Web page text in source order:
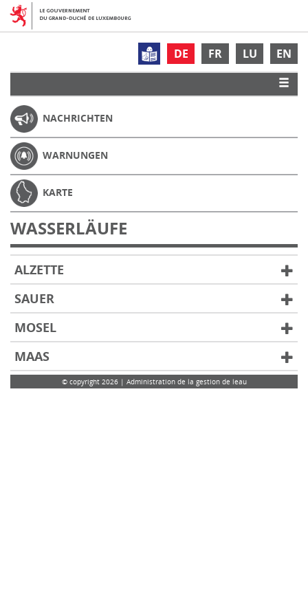
DE FR LU EN
NACHRICHTEN
WARNUNGEN
KARTE
WASSERLÄUFE
ALZETTE
SAUER
MOSEL
MAAS
© copyright 2026 | Administration de la gestion de leau